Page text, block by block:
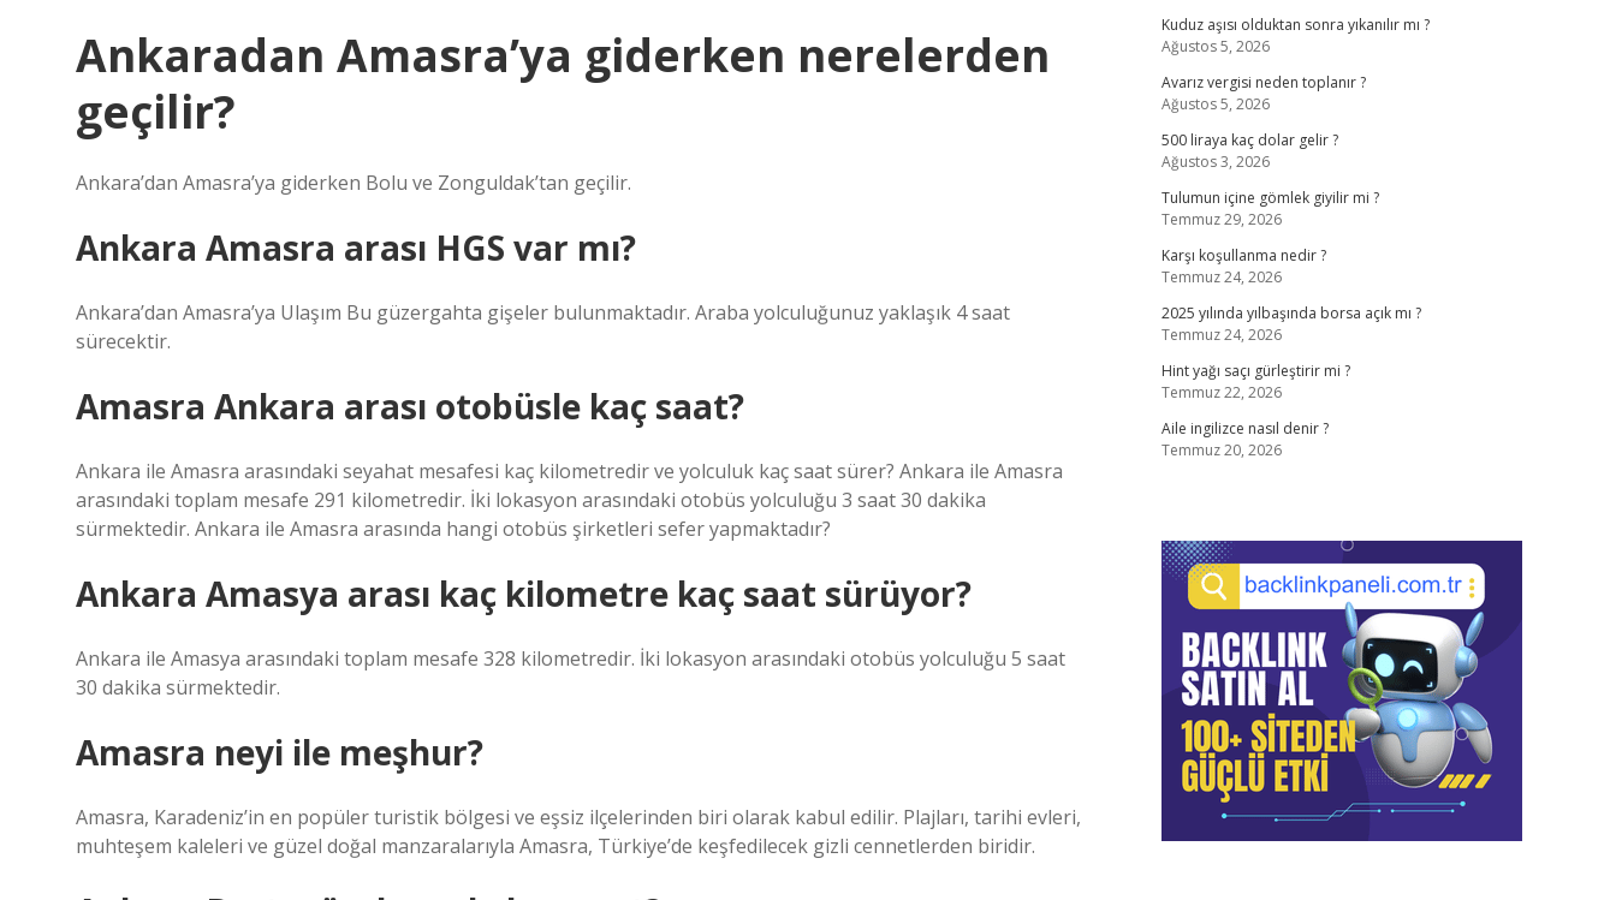
Ankaradan Amasra’ya giderken nerelerden
geçilir?
Ankara’dan Amasra’ya giderken Bolu ve Zonguldak’tan geçilir.
Ankara Amasra arası HGS var mı?
Ankara’dan Amasra’ya Ulaşım Bu güzergahta gişeler bulunmaktadır. Araba yolculuğunuz yaklaşık 4 saat
sürecektir.
Amasra Ankara arası otobüsle kaç saat?
Ankara ile Amasra arasındaki seyahat mesafesi kaç kilometredir ve yolculuk kaç saat sürer? Ankara ile Amasra
arasındaki toplam mesafe 291 kilometredir. İki lokasyon arasındaki otobüs yolculuğu 3 saat 30 dakika
sürmektedir. Ankara ile Amasra arasında hangi otobüs şirketleri sefer yapmaktadır?
Ankara Amasya arası kaç kilometre kaç saat sürüyor?
Ankara ile Amasya arasındaki toplam mesafe 328 kilometredir. İki lokasyon arasındaki otobüs yolculuğu 5 saat
30 dakika sürmektedir.
Amasra neyi ile meşhur?
Amasra, Karadeniz’in en popüler turistik bölgesi ve eşsiz ilçelerinden biri olarak kabul edilir. Plajları, tarihi evleri,
muhteşem kaleleri ve güzel doğal manzaralarıyla Amasra, Türkiye’de keşfedilecek gizli cennetlerden biridir.
Kuduz aşısı olduktan sonra yıkanılır mı ?
Ağustos 5, 2026
Avarız vergisi neden toplanır ?
Ağustos 5, 2026
500 liraya kaç dolar gelir ?
Ağustos 3, 2026
Tulumun içine gömlek giyilir mi ?
Temmuz 29, 2026
Karşı koşullanma nedir ?
Temmuz 24, 2026
2025 yılında yılbaşında borsa açık mı ?
Temmuz 24, 2026
Hint yağı saçı gürleştirir mi ?
Temmuz 22, 2026
Aile ingilizce nasıl denir ?
Temmuz 20, 2026